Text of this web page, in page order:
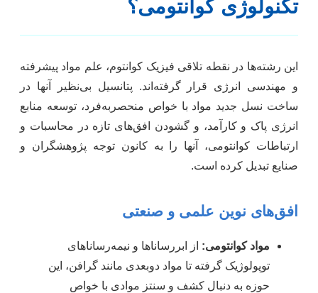
تکنولوژی کوانتومی؟
این رشته‌ها در نقطه تلاقی فیزیک کوانتوم، علم مواد پیشرفته
و مهندسی انرژی قرار گرفته‌اند. پتانسیل بی‌نظیر آنها در
ساخت نسل جدید مواد با خواص منحصربه‌فرد، توسعه منابع
انرژی پاک و کارآمد، و گشودن افق‌های تازه در محاسبات و
ارتباطات کوانتومی، آنها را به کانون توجه پژوهشگران و
صنایع تبدیل کرده است.
افق‌های نوین علمی و صنعتی
مواد کوانتومی: از ابررساناها و نیمه‌رساناهای
توپولوژیک گرفته تا مواد دوبعدی مانند گرافن، این
حوزه به دنبال کشف و سنتز موادی با خواص